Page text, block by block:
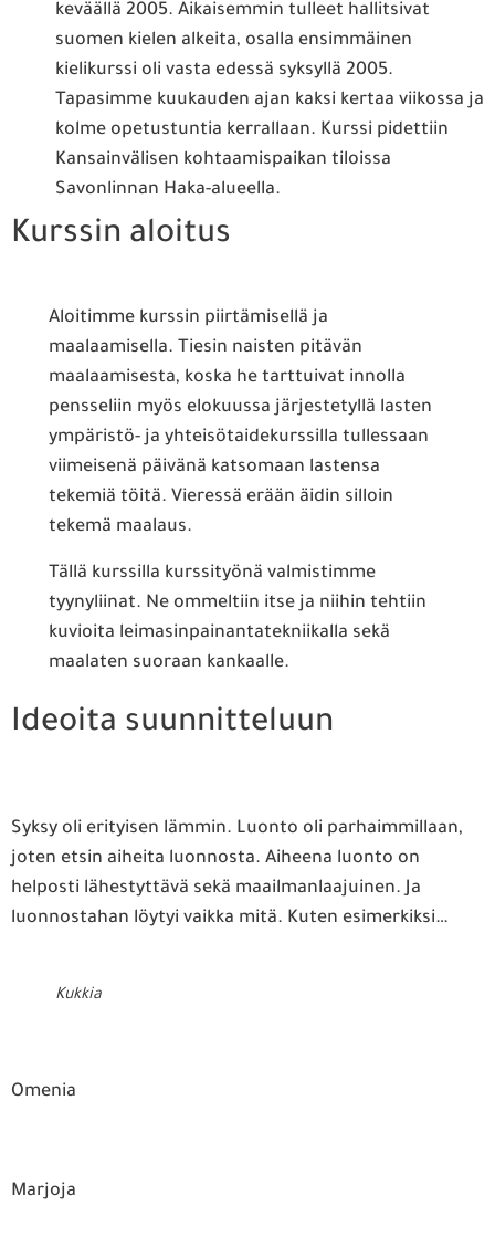
keväällä 2005. Aikaisemmin tulleet hallitsivat
suomen kielen alkeita, osalla ensimmäinen
kielikurssi oli vasta edessä syksyllä 2005.
Tapasimme kuukauden ajan kaksi kertaa viikossa ja
kolme opetustuntia kerrallaan. Kurssi pidettiin
Kansainvälisen kohtaamispaikan tiloissa
Savonlinnan Haka-alueella.
Kurssin aloitus
Aloitimme kurssin piirtämisellä ja
maalaamisella. Tiesin naisten pitävän
maalaamisesta, koska he tarttuivat innolla
pensseliin myös elokuussa järjestetyllä lasten
ympäristö- ja yhteisötaidekurssilla tullessaan
viimeisenä päivänä katsomaan lastensa
tekemiä töitä. Vieressä erään äidin silloin
tekemä maalaus.
Tällä kurssilla kurssityönä valmistimme
tyynyliinat. Ne ommeltiin itse ja niihin tehtiin
kuvioita leimasinpainantatekniikalla sekä
maalaten suoraan kankaalle.
Ideoita suunnitteluun
Syksy oli erityisen lämmin. Luonto oli parhaimmillaan,
joten etsin aiheita luonnosta. Aiheena luonto on
helposti lähestyttävä sekä maailmanlaajuinen. Ja
luonnostahan löytyi vaikka mitä. Kuten esimerkiksi…
Kukkia
Omenia
Marjoja